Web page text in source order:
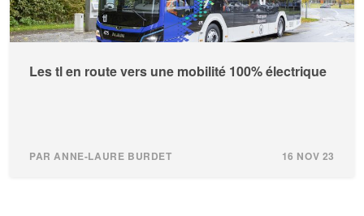
Les tl en route vers une mobilité 100% électrique
PAR ANNE-LAURE BURDET 16 NOV 23